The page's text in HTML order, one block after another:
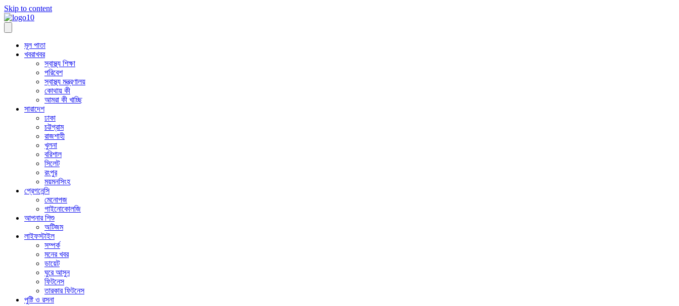
Skip to content
মূল পাতা
খবরাখবর
স্বাস্থ্য শিক্ষা
পরিবেশ
স্বাস্থ্য মন্ত্রণালয়
কোথায় কী
আমরা কী খাচ্ছি
সারাদেশ
ঢাকা
চট্টগ্রাম
রাজশাহী
খুলনা
বরিশাল
সিলেট
রংপুর
ময়মনসিংহ
প্রেগনেন্সি
মেনোপজ
গাইনোকোলজি
আপনার শিশু
অটিজম
লাইফস্টাইল
সম্পর্ক
মনের খবর
ডায়েট
ঘুরে আসুন
ফিটনেস
তারকার ফিটনেস
পুষ্টি ও রসনা